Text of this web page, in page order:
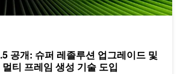
공개: 슈퍼 레졸루션 업그레이드 및
티 프레임 생성 기술 도입